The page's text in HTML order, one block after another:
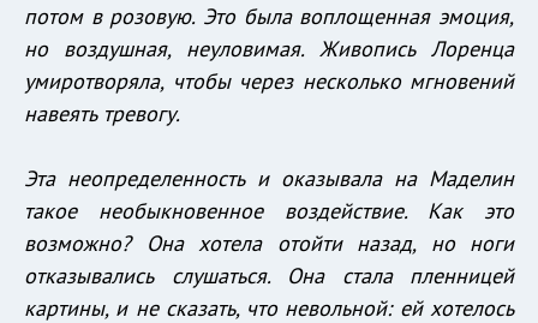
потом в розовую. Это была воплощенная эмоция,
но воздушная, неуловимая. Живопись Лоренца
умиротворяла, чтобы через несколько мгновений
навеять тревогу.
Эта неопределенность и оказывала на Маделин
такое необыкновенное воздействие. Как это
возможно? Она хотела отойти назад, но ноги
отказывались слушаться. Она стала пленницей
картины, и не сказать, что невольной: ей хотелось